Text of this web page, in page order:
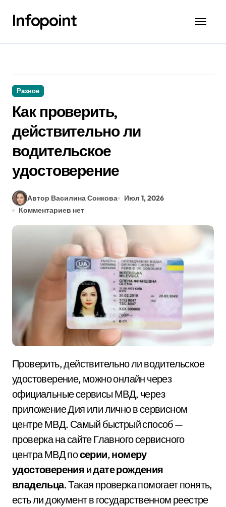
содержанию
Infopoint
Разное
Как проверить,
действительно ли
водительское
удостоверение
Автор Василина Сонкова
Июл 1, 2026
Комментариев нет
Проверить, действительно ли водительское
удостоверение, можно онлайн через
официальные сервисы МВД, через
приложение Дия или лично в сервисном
центре МВД. Самый быстрый способ —
проверка на сайте Главного сервисного
центра МВД посерии,номеру
удостоверения идате рождения
владельца. Такая проверка помогает понять,
есть ли документ в государственном реестре